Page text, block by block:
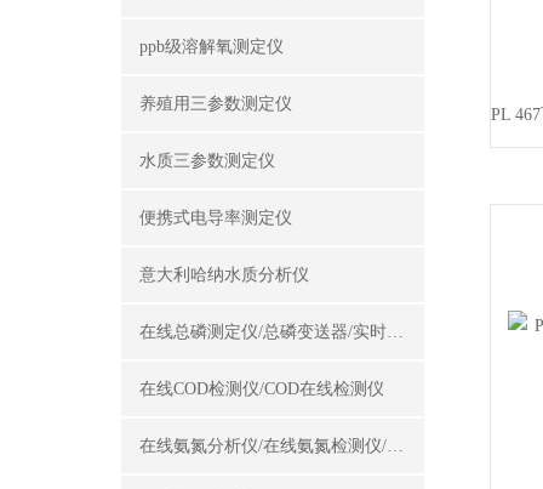
ppb级溶解氧测定仪
养殖用三参数测定仪
水质三参数测定仪
便携式电导率测定仪
意大利哈纳水质分析仪
在线总磷测定仪/总磷变送器/实时总磷监测仪
在线COD检测仪/COD在线检测仪
在线氨氮分析仪/在线氨氮检测仪/氨氮变送器